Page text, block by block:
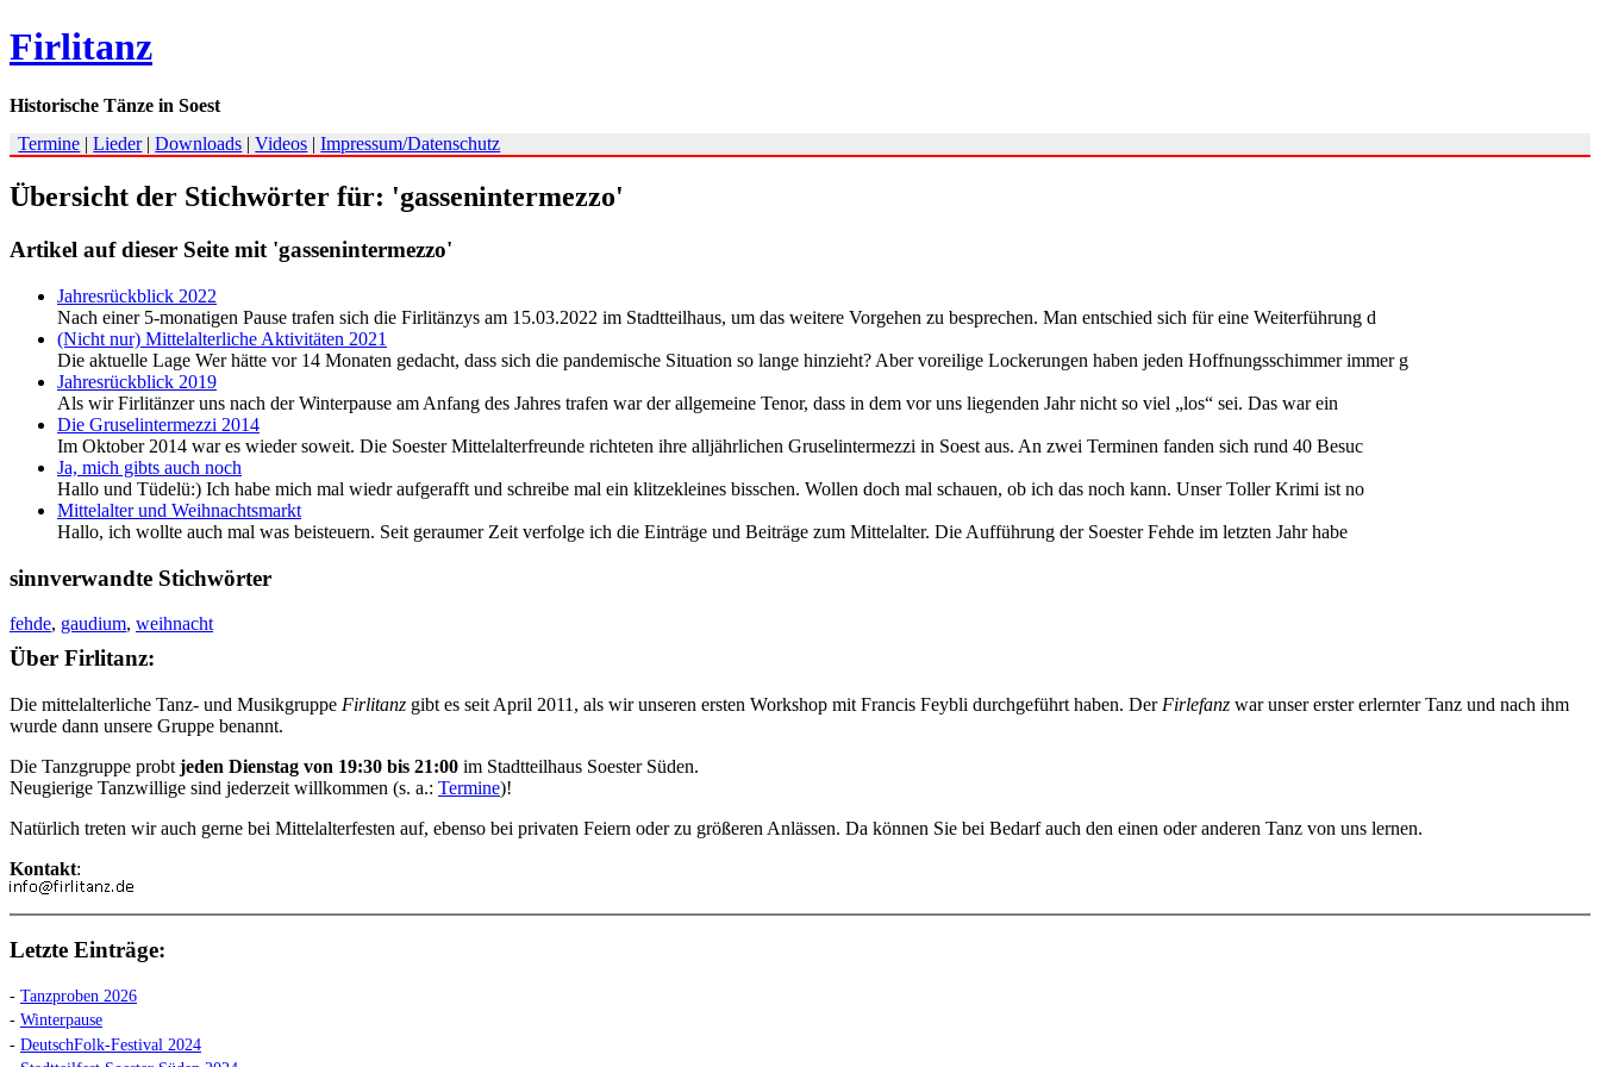
Firlitanz
Historische Tänze in Soest
Termine |Lieder|Downloads |Videos |Impressum/Datenschutz
Übersicht der Stichwörter für: 'gassenintermezzo'
Artikel auf dieser Seite mit 'gassenintermezzo'
Jahresrückblick 2022
Nach einer 5-monatigen Pause trafen sich die Firlitänzys am 15.03.2022 im Stadtteilhaus, um das weitere Vorgehen zu besprechen. Man entschied sich für eine Weiterführung d
(Nicht nur) Mittelalterliche Aktivitäten 2021
Die aktuelle Lage Wer hätte vor 14 Monaten gedacht, dass sich die pandemische Situation so lange hinzieht? Aber voreilige Lockerungen haben jeden Hoffnungsschimmer immer g
Jahresrückblick 2019
Als wir Firlitänzer uns nach der Winterpause am Anfang des Jahres trafen war der allgemeine Tenor, dass in dem vor uns liegenden Jahr nicht so viel „los“ sei. Das war ein
Die Gruselintermezzi 2014
Im Oktober 2014 war es wieder soweit. Die Soester Mittelalterfreunde richteten ihre alljährlichen Gruselintermezzi in Soest aus. An zwei Terminen fanden sich rund 40 Besuc
Ja, mich gibts auch noch
Hallo und Tüdelü:) Ich habe mich mal wiedr aufgerafft und schreibe mal ein klitzekleines bisschen. Wollen doch mal schauen, ob ich das noch kann. Unser Toller Krimi ist no
Mittelalter und Weihnachtsmarkt
Hallo, ich wollte auch mal was beisteuern. Seit geraumer Zeit verfolge ich die Einträge und Beiträge zum Mittelalter. Die Aufführung der Soester Fehde im letzten Jahr habe
sinnverwandte Stichwörter
fehde, gaudium, weihnacht
Über Firlitanz:
Die mittelalterliche Tanz- und Musikgruppe Firlitanz gibt es seit April 2011, als wir unseren ersten Workshop mit Francis Feybli durchgeführt haben. Der Firlefanz war unser erster erlernter Tanz und nach ihm
wurde dann unsere Gruppe benannt.
Die Tanzgruppe probt jeden Dienstag von 19:30 bis 21:00 im Stadtteilhaus Soester Süden.
Neugierige Tanzwillige sind jederzeit willkommen (s. a.: Termine)!
Natürlich treten wir auch gerne bei Mittelalterfesten auf, ebenso bei privaten Feiern oder zu größeren Anlässen. Da können Sie bei Bedarf auch den einen oder anderen Tanz von uns lernen.
Kontakt:
Letzte Einträge:
- Tanzproben 2026
- Winterpause
- DeutschFolk-Festival 2024